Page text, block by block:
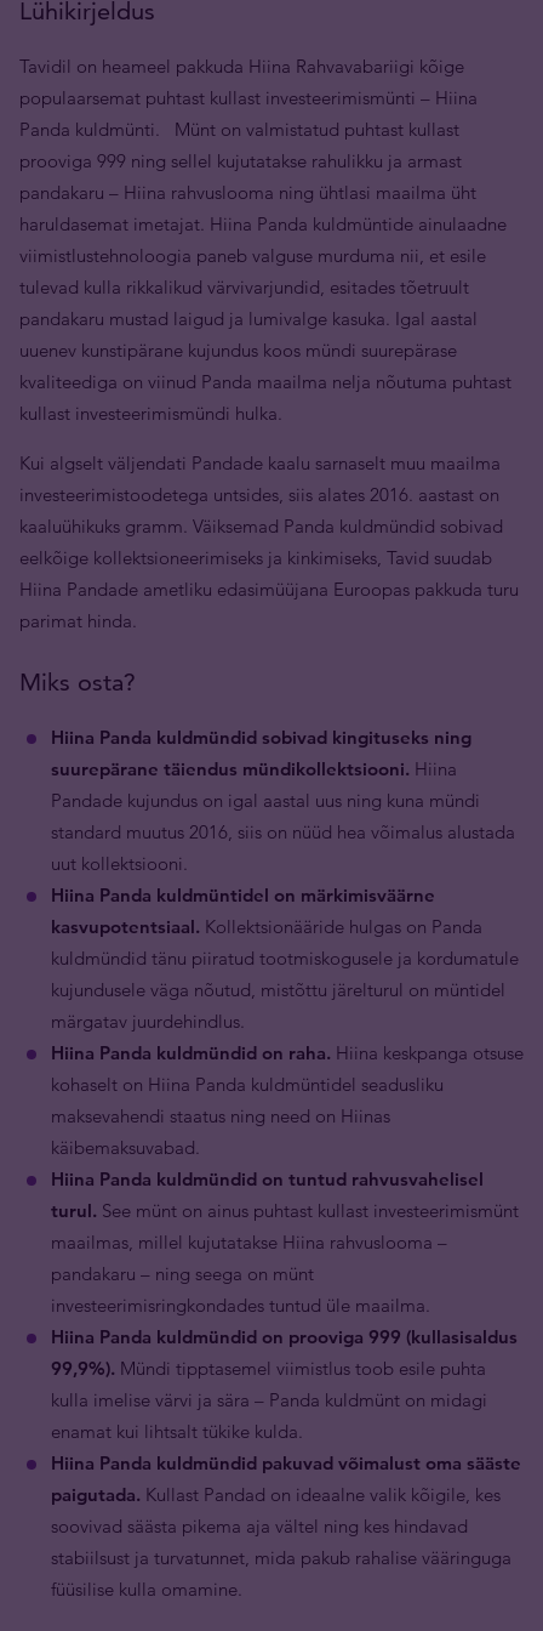
Lühikirjeldus
Tavidil on heameel pakkuda Hiina Rahvavabariigi kõige
populaarsemat puhtast kullast investeerimismünti – Hiina
Panda kuldmünti. Münt on valmistatud puhtast kullast
prooviga 999 ning sellel kujutatakse rahulikku ja armast
pandakaru – Hiina rahvuslooma ning ühtlasi maailma üht
haruldasemat imetajat. Hiina Panda kuldmüntide ainulaadne
viimistlustehnoloogia paneb valguse murduma nii, et esile
tulevad kulla rikkalikud värvivarjundid, esitades tõetruult
pandakaru mustad laigud ja lumivalge kasuka. Igal aastal
uuenev kunstipärane kujundus koos mündi suurepärase
kvaliteediga on viinud Panda maailma nelja nõutuma puhtast
kullast investeerimismündi hulka.
Kui algselt väljendati Pandade kaalu sarnaselt muu maailma
investeerimistoodetega untsides, siis alates 2016. aastast on
kaaluühikuks gramm. Väiksemad Panda kuldmündid sobivad
eelkõige kollektsioneerimiseks ja kinkimiseks, Tavid suudab
Hiina Pandade ametliku edasimüüjana Euroopas pakkuda turu
parimat hinda.
Miks osta?
Hiina Panda kuldmündid sobivad kingituseks ning
suurepärane täiendus mündikollektsiooni. Hiina
Pandade kujundus on igal aastal uus ning kuna mündi
standard muutus 2016, siis on nüüd hea võimalus alustada
uut kollektsiooni.
Hiina Panda kuldmüntidel on märkimisväärne
kasvupotentsiaal. Kollektsionääride hulgas on Panda
kuldmündid tänu piiratud tootmiskogusele ja kordumatule
kujundusele väga nõutud, mistõttu järelturul on müntidel
märgatav juurdehindlus.
Hiina Panda kuldmündid on raha. Hiina keskpanga otsuse
kohaselt on Hiina Panda kuldmüntidel seadusliku
maksevahendi staatus ning need on Hiinas
käibemaksuvabad.
Hiina Panda kuldmündid on tuntud rahvusvahelisel
turul. See münt on ainus puhtast kullast investeerimismünt
maailmas, millel kujutatakse Hiina rahvuslooma –
pandakaru – ning seega on münt
investeerimisringkondades tuntud üle maailma.
Hiina Panda kuldmündid on prooviga 999 (kullasisaldus
99,9%). Mündi tipptasemel viimistlus toob esile puhta
kulla imelise värvi ja sära – Panda kuldmünt on midagi
enamat kui lihtsalt tükike kulda.
Hiina Panda kuldmündid pakuvad võimalust oma sääste
paigutada. Kullast Pandad on ideaalne valik kõigile, kes
soovivad säästa pikema aja vältel ning kes hindavad
stabiilsust ja turvatunnet, mida pakub rahalise vääringuga
füüsilise kulla omamine.